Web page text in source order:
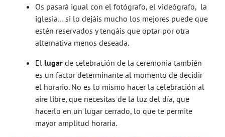
Os pasará igual con el fotógrafo, el videógrafo, la
iglesia… si lo dejáis mucho los mejores puede que
estén reservados y tengáis que optar por otra
alternativa menos deseada.
El lugarde celebración de la ceremonia también
es un factor determinante al momento de decidir
el horario. No es lo mismo hacer la celebración al
aire libre, que necesitas de la luz del día, que
hacerlo en un lugar cerrado, lo que te permite
mayor amplitud horaria.